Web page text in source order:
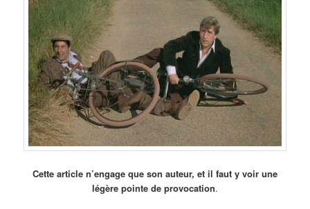
Cette article n’engage que son auteur, et il faut y voir une
légère pointe de provocation.